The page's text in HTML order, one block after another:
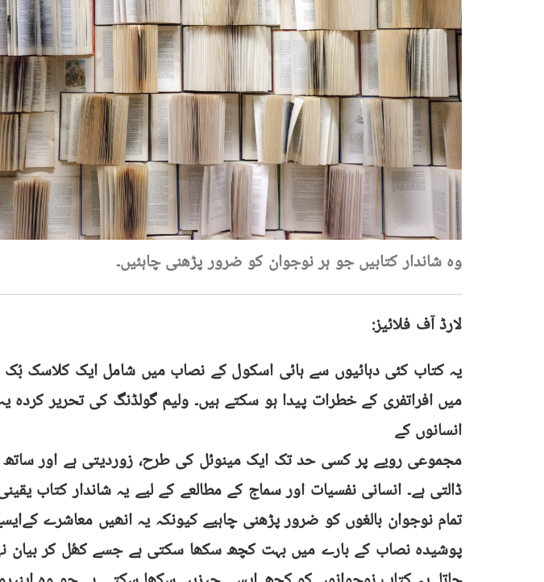
وہ شاندار کتابیں جو ہر نوجوان کو ضرور پڑھنی چاہئیں۔
لارڈ آف فلائیز:
یہ کتاب کئی دہائیوں سے ہائی اسکول کے نصاب میں شامل ایک کلاسک
میں افراتفری کے خطرات پیدا ہو سکتے ہیں۔ ولیم گولڈنگ کی تحریر کردہ
انسانوں کے
مجموعی رویے پر کسی حد تک ایک مینوئل کی طرح، زوردیتی ہے اور
ڈالتی ہے۔ انسانی نفسیات اور سماج کے مطالعے کے لیے یہ شاندار کتاب
تمام نوجوان بالغوں کو ضرور پڑھنی چاہیے کیونکہ یہ انھیں معاشرے
پوشیدہ نصاب کے بارے میں بہت کچھ سکھا سکتی ہے جسے کھُل کر بیان